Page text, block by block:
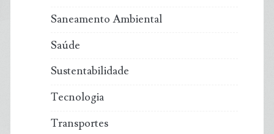
Saneamento Ambiental
Saúde
Sustentabilidade
Tecnologia
Transportes